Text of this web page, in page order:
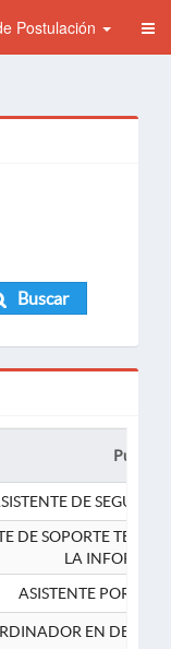
Postulación
Buscar
Puesto
DE
DE SOPORTE
LA
ASISTENTE
EN